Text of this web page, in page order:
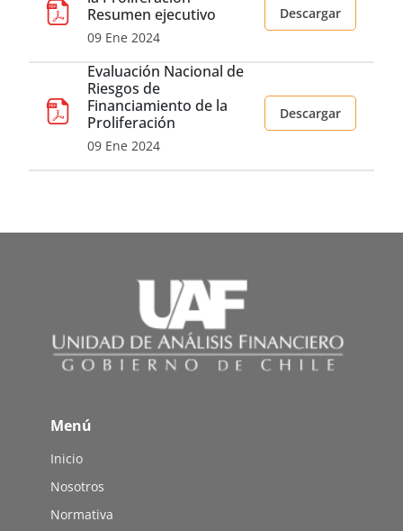
Resumen ejecutivo
09 Ene 2024
Descargar
Evaluación Nacional de
Riesgos de
Financiamiento de la
Proliferación
09 Ene 2024
Descargar
Menú
Inicio
Nosotros
Normativa